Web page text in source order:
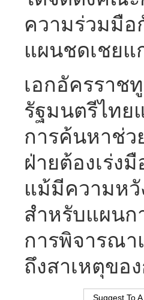
ความร่วมมือ
แผนชดเชยแ
เอกอัครรา
รัฐมนตรีไทย
การค้นหาช่ว
ฝ่ายต้องเร่ง
แม้มีความห
สำหรับแผน
การพิจารณา
ถึงสาเหตุขอ
Suggest To